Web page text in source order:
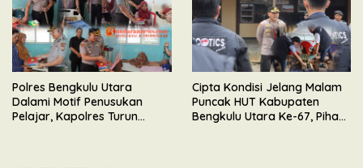
Polres Bengkulu Utara
Dalami Motif Penusukan
Pelajar, Kapolres Turun
Cipta Kondisi Jelang Malam
Puncak HUT Kabupaten
Bengkulu Utara Ke-67, Pihak